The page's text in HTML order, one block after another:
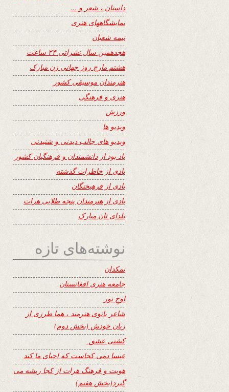
داستان ، شعر و …
نمایشگاههای هنری
نیمه شعبان
هجدهمین سال نشراتی ۲۴ ساعت
هشتم مارچ روز جهانی زن مبارک
هنرمندان موسیقی کشور
هنری و فرهنگی
ورزش
ویدیو ها
ویدیو های جالب دیدنی و شنیدنی
یاد بود از دانشمندان و فرهنگیان کشور
یادی از خاطرات گذشته
یادی از فرهیختگان
یادی از هنرمندان پنجه طلایی هرات
یلدای تان مبارک
نوشته‌های تازه
نمکدان
جامعه هنری افغانستان
اوجِ نور
شاعر بانوی هنرمند ، هما طرزی از
زبان خودش (بخش دوم)
کشتی عشق
عیسا دمی کجاست که احیای ما کند
هویت و فرهنگ هرات از کجا ریشه می
گیرد(بخش هفتم)